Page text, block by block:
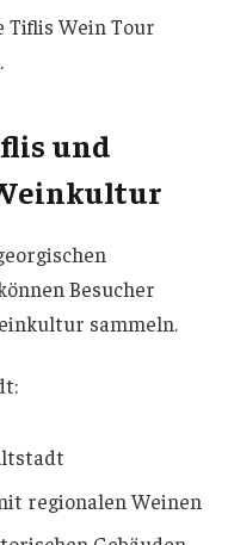
Tiflis Wein Tour
und
Besucher
sammeln.
regionalen Weinen